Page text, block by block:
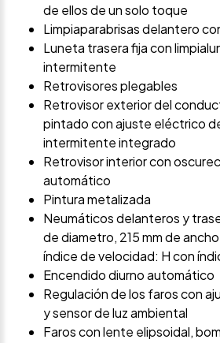
de ellos de un solo toque
Limpiaparabrisas delantero
Luneta trasera fija con
intermitente
Retrovisores plegables
Retrovisor exterior del
pintado con ajuste eléctrico
intermitente integrado
Retrovisor interior con
automático
Pintura metalizada
Neumáticos delanteros y
de diametro, 215 mm de
índice de velocidad: H con
Encendido diurno automático
Regulación de los faros con
y sensor de luz ambiental
Faros con lente elipsoidal,